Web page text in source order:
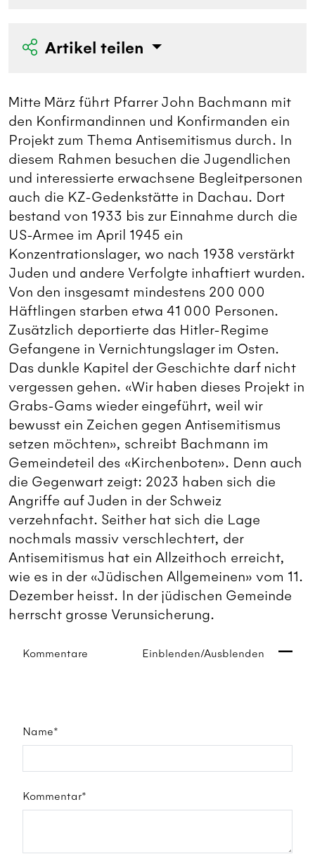
Artikel teilen
Mitte März führt Pfarrer John Bachmann mit
den Konfirmandinnen und Konfirmanden ein
Projekt zum Thema Antisemitismus durch. In
diesem Rahmen besuchen die Jugendlichen
und interessierte erwachsene Begleitpersonen
auch die KZ-Gedenkstätte in Dachau. Dort
bestand von 1933 bis zur Einnahme durch die
US-Armee im April 1945 ein
Konzentrationslager, wo nach 1938 verstärkt
Juden und andere Verfolgte inhaftiert wurden.
Von den insgesamt mindestens 200 000
Häftlingen starben etwa 41 000 Personen.
Zusätzlich deportierte das Hitler-Regime
Gefangene in Vernichtungslager im Osten.
Das dunkle Kapitel der Geschichte darf nicht
vergessen gehen. «Wir haben dieses Projekt in
Grabs-Gams wieder eingeführt, weil wir
bewusst ein Zeichen gegen Antisemitismus
setzen möchten», schreibt Bachmann im
Gemeindeteil des «Kirchenboten». Denn auch
die Gegenwart zeigt: 2023 haben sich die
Angriffe auf Juden in der Schweiz
verzehnfacht. Seither hat sich die Lage
nochmals massiv verschlechtert, der
Antisemitismus hat ein Allzeithoch erreicht,
wie es in der «Jüdischen Allgemeinen» vom 11.
Dezember heisst. In der jüdischen Gemeinde
herrscht grosse Verunsicherung.
Kommentare Einblenden/Ausblenden
Name*
Kommentar*